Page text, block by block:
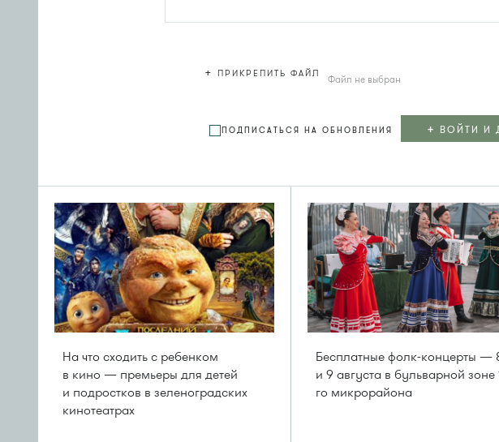
+ ПРИКРЕПИТЬ ФАЙЛ Файл не выбран
ПОДПИСАТЬСЯ НА ОБНОВЛЕНИЯ + ВОЙТИ И
На что сходить с ребенком
в кино — премьеры для детей
и подростков в зеленоградских
кинотеатрах
Бесплатные фолк-концерты —
и 9 августа в бульварной зоне
го микрорайона